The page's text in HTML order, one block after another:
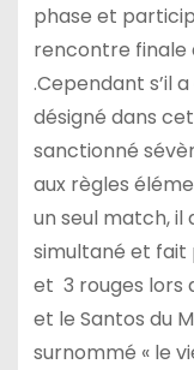
phase et
rencontre finale
.Cependant s’il
désigné dans
sanctionné
aux règles
un seul match, il
simultané et fait
et 3 rouges lors
et le Santos du
surnommé « le